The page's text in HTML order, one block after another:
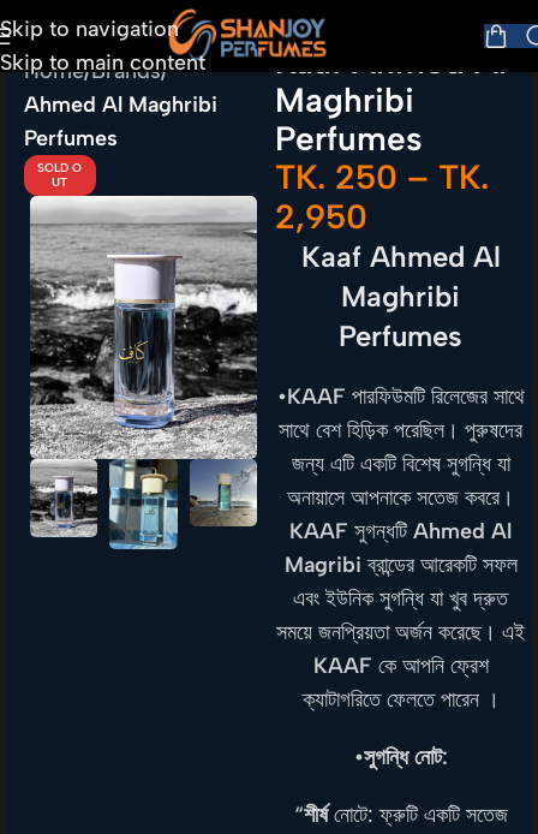
Skip to navigation
Skip to main content
Home Brands
Ahmed Al Maghribi
Perfumes
SOLD O
UT
Kaaf Ahmed Al
Maghribi
Perfumes
TK. 250 – TK.
2,950
Kaaf Ahmed Al
Maghribi
Perfumes
•KAAF পারফিউমটি রিলেজের সাথে
সাথে বেশ হিড়িক পরেছিল। পুরুষদের
জন্য এটি একটি বিশেষ সুগন্ধি যা
অনায়াসে আপনাকে সতেজ কবরে।
KAAF সুগন্ধটিAhmed Al
Magribi ব্রান্ডের আরেকটি সফল
এবং ইউনিক সুগন্ধি যা খুব দ্রুত
সময়ে জনপ্রিয়তা অর্জন করেছে। এই
KAAF কে আপনি ফ্রেশ
ক্যাটাগরিতে ফেলতে পারেন ।
•সুগন্ধি নোট:
“শীর্ষনোটে: ফ্রুটি একটি সতেজ